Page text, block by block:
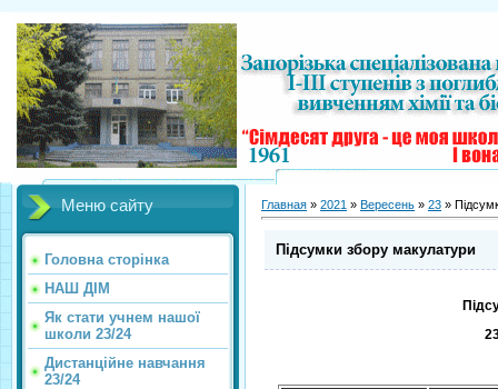
Меню сайту
Головна сторінка
НАШ ДІМ
Як стати учнем нашої
школи 23/24
Дистанційне навчання
23/24
Главная » 2021 » Вересень » 23 »
Підсумки збору макулатури